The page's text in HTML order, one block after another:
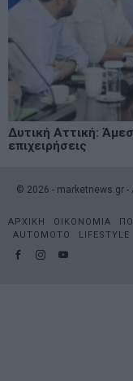
Δυτική Αττική:
επιχειρήσεις
© 2026 - marketnews.gr -
ΑΡΧΙΚΗ ΟΙΚΟΝΟΜΙΑ
AUTOMOTO
LIFESTYLE